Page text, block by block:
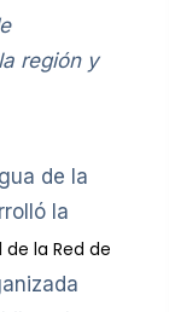
región y
de la
la
de la Red de